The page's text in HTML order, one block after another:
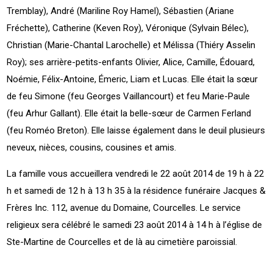
Tremblay), André (Mariline Roy Hamel), Sébastien (Ariane
Fréchette), Catherine (Keven Roy), Véronique (Sylvain Bélec),
Christian (Marie-Chantal Larochelle) et Mélissa (Thiéry Asselin
Roy); ses arrière-petits-enfants Olivier, Alice, Camille, Édouard,
Noémie, Félix-Antoine, Émeric, Liam et Lucas. Elle était la sœur
de feu Simone (feu Georges Vaillancourt) et feu Marie-Paule
(feu Arhur Gallant). Elle était la belle-sœur de Carmen Ferland
(feu Roméo Breton). Elle laisse également dans le deuil plusieurs
neveux, nièces, cousins, cousines et amis.
La famille vous accueillera vendredi le 22 août 2014 de 19 h à 22
h et samedi de 12 h à 13 h 35 à la résidence funéraire Jacques &
Frères Inc. 112, avenue du Domaine, Courcelles. Le service
religieux sera célébré le samedi 23 août 2014 à 14 h à l’église de
Ste-Martine de Courcelles et de là au cimetière paroissial.